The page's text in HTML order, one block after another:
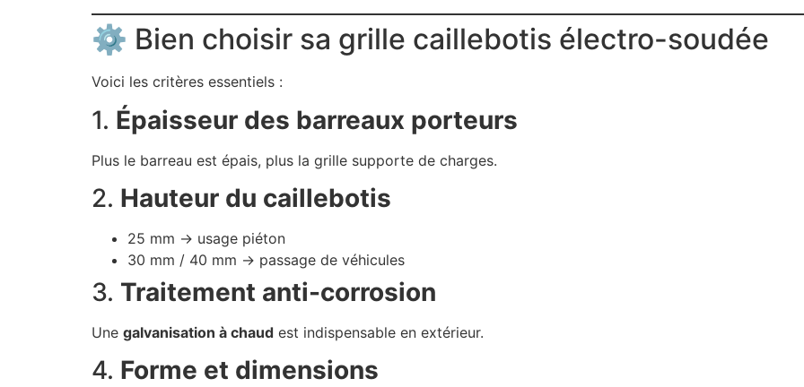
⚙️ Bien choisir sa grille caillebotis électro-soudée
Voici les critères essentiels :
1. Épaisseur des barreaux porteurs
Plus le barreau est épais, plus la grille supporte de charges.
2. Hauteur du caillebotis
25 mm → usage piéton
30 mm / 40 mm → passage de véhicules
3. Traitement anti-corrosion
Une galvanisation à chaud est indispensable en extérieur.
4. Forme et dimensions